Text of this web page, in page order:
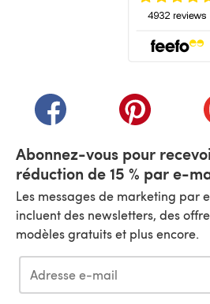
(s'ouvre dans un nouvel
(s'ouvre
Abonnez-vous pour
réduction de 15 % par e-
Les messages de marketing par
incluent des newsletters, des
modèles gratuits et plus encore.